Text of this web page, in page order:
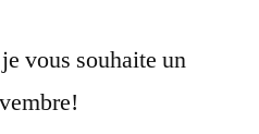
vous souhaite un